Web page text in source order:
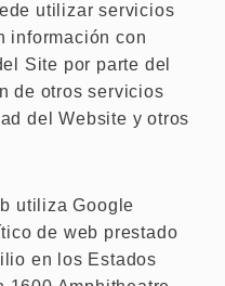
utilizar servicios
información con
Site por parte del
de otros servicios
del Website y otros
utiliza Google
de web prestado
en los Estados